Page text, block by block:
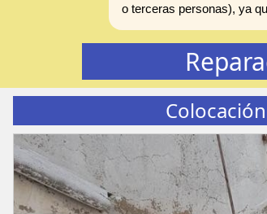
o terceras personas), ya